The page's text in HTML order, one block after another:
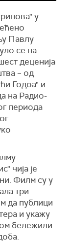
у
Павлу
се на
деценија
– од
Годоа" и
на Радио-
периода
чија је
Филм су у
три
да публици
и укажу
бележили